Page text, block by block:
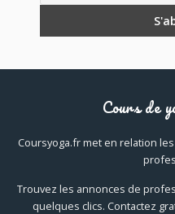
Cours de
Coursyoga.fr met en relation
Trouvez les annonces de
quelques clics. Contactez